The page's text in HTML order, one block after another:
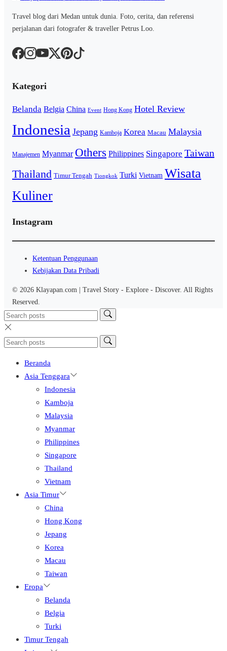
Travel blog dari Medan untuk dunia. Foto, cerita, dan referensi
perjalanan dari fotografer & traveller Petrus Loo.
Kategori
Belanda Belgia China Event Hong Kong Hotel Review
Indonesia Jepang Kamboja Korea Macau Malaysia
Manajemen Myanmar Others Philippines Singapore Taiwan
Thailand Timur Tengah Tiongkok Turki Vietnam Wisata
Kuliner
Instagram
Ketentuan Penggunaan
Kebijakan Data Pribadi
© 2026 Klayapan.com | Travel Story - Explore - Discover. All Rights
Reserved.
Beranda
Asia Tenggara
Indonesia
Kamboja
Malaysia
Myanmar
Philippines
Singapore
Thailand
Vietnam
Asia Timur
China
Hong Kong
Jepang
Korea
Macau
Taiwan
Eropa
Belanda
Belgia
Turki
Timur Tengah